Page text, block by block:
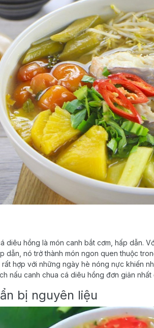
diêu hồng là món canh bắt cơm, hấp dẫn.
dẫn, nó trở thành món ngon quen thuộc
hợp với những ngày hè nóng nực khiến
nấu canh chua cá diêu hồng đơn giản nhất
bị nguyên liệu